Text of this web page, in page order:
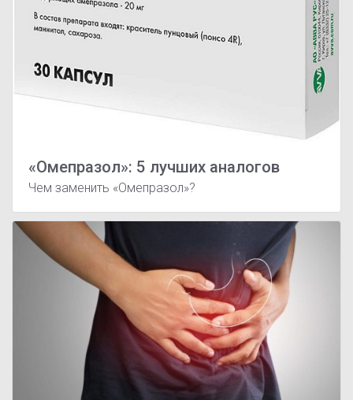
«Омепразол»: 5 лучших аналогов
Чем заменить «Омепразол»?